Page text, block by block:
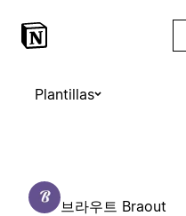
Plantillas
브라우트 Braout